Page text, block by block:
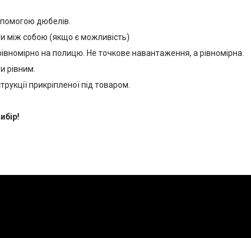
дюбелів.
між собою (якщо є можливість)
на полицю. Не точкове навантаження, а рівномірна.
рівним.
прикріпленої під товаром.